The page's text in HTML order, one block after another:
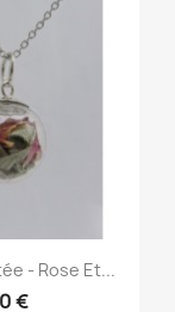
rapide
- Rose Et...
€